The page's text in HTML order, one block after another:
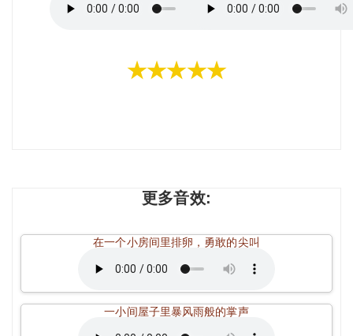
★★★★★
更多音效:
在一个小房间里排卵，勇敢的尖叫
一小间屋子里暴风雨般的掌声